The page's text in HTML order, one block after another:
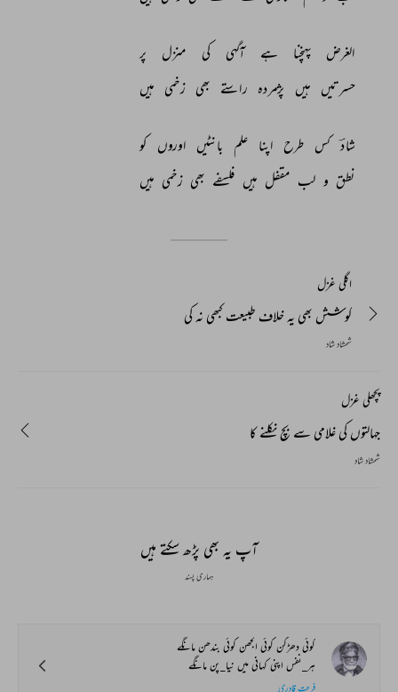
الغرض پہنچنا ہے آگہی کی منزل
پر
حسرتیں ہیں پژمردہ راستے بھی زخمی ہیں
شادؔ کس طرح اپنا علم بانٹیں اوروں
کو
نطق و لب مقفل ہیں فلسفے بھی زخمی ہیں
اگلی غزل
کوشش بھی یہ خلاف طبیعت کبھی نہ کی
شمشاد شاد
پچھلی غزل
جہالتوں کی غلامی سے بچ نکلنے کا
شمشاد شاد
آپ یہ بھی پڑھ سکتے ہیں
ہماری پسند
کوئی دھڑکن کوئی الجھن کوئی بندھن مانگے
ہر_نفس اپنی کہانی میں نیا_پن مانگے
فرحت قادری